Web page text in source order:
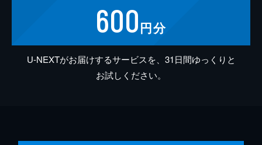
600円分
U-NEXTがお届けするサービスを、31日間ゆっくりと
お試しください。